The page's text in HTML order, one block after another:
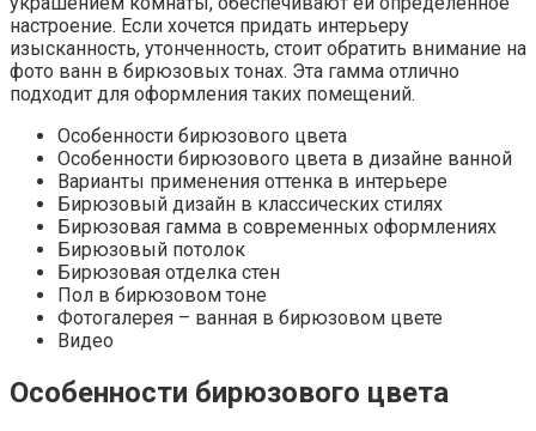
настроение. Если хочется придать интерьеру
изысканность, утонченность, стоит обратить внимание на
фото ванн в бирюзовых тонах. Эта гамма отлично
подходит для оформления таких помещений.
Особенности бирюзового цвета
Особенности бирюзового цвета в дизайне ванной
Варианты применения оттенка в интерьере
Бирюзовый дизайн в классических стилях
Бирюзовая гамма в современных оформлениях
Бирюзовый потолок
Бирюзовая отделка стен
Пол в бирюзовом тоне
Фотогалерея – ванная в бирюзовом цвете
Видео
Особенности бирюзового цвета